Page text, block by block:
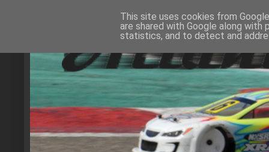
This site uses cookies from
are shared with Google along
statistics, and to detect and